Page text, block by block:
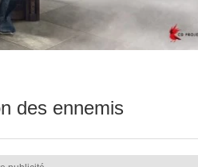
des ennemis